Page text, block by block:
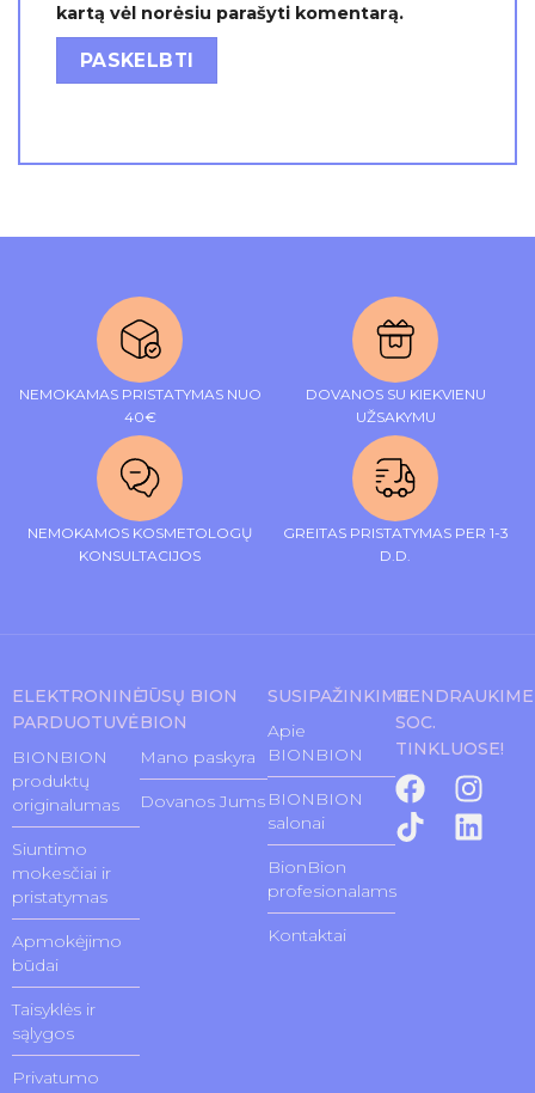
kartą vėl norėsiu parašyti komentarą.
NEMOKAMAS PRISTATYMAS NUO
40€
DOVANOS SU KIEKVIENU
UŽSAKYMU
NEMOKAMOS KOSMETOLOGŲ
KONSULTACIJOS
GREITAS PRISTATYMAS PER 1-3
D.D.
ELEKTRONINĖ
PARDUOTUVĖ
BIONBION
produktų
originalumas
Siuntimo
mokesčiai ir
pristatymas
Apmokėjimo
būdai
Taisyklės ir
sąlygos
Privatumo
JŪSŲ BION
BION
Mano paskyra
Dovanos Jums
SUSIPAŽINKIME
Apie
BIONBION
BIONBION
salonai
BionBion
profesionalams
Kontaktai
BENDRAUKIME
SOC.
TINKLUOSE!